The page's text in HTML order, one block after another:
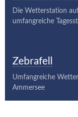
Die Wetterstation
umfangreiche
Zebrafell
Umfangreiche
Ammersee